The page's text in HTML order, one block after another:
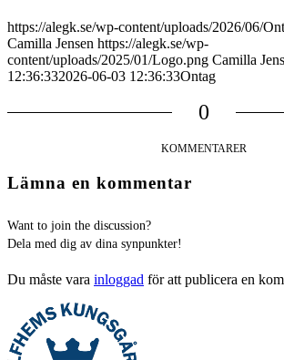
https://alegk.se/wp-content/uploads/2026/06/
Camilla Jensen https://alegk.se/wp-
content/uploads/2025/01/Logo.png Camilla
12:36:332026-06-03 12:36:33Ontag
0
KOMMENTARER
Lämna en kommentar
Want to join the discussion?
Dela med dig av dina synpunkter!
Du måste vara inloggad för att publicera en